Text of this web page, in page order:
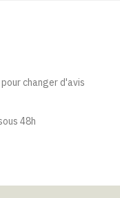
changer d'avis
48h